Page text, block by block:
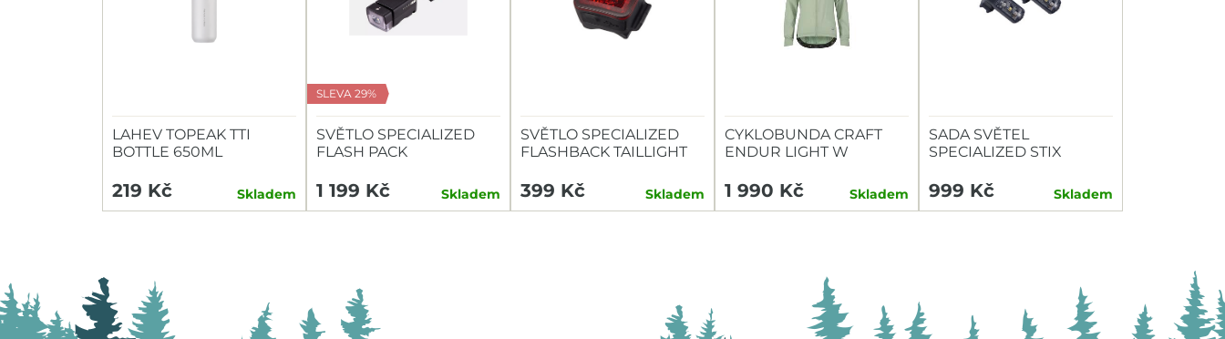
LAHEV TOPEAK TTI
BOTTLE 650ML
219 Kč Skladem
SLEVA 29%
SVĚTLO SPECIALIZED
FLASH PACK
1 199 Kč Skladem
SVĚTLO SPECIALIZED
FLASHBACK TAILLIGHT
399 Kč Skladem
CYKLOBUNDA CRAFT
ENDUR LIGHT W
1 990 Kč Skladem
SADA SVĚTEL
SPECIALIZED STIX
999 Kč Skladem